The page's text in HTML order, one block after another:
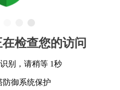
检查您的访问
别，请稍等 1秒
防御系统保护